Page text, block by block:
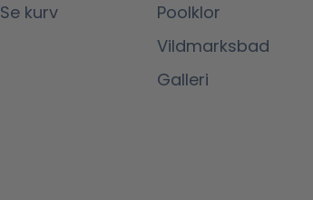
Se kurv
Poolklor
Vildmarksbad
Galleri